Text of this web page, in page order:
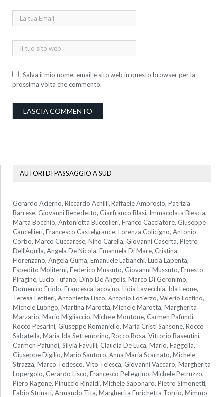
Salva il mio nome, email e sito web in questo browser per la
prossima volta che commento.
AUTORI DI PASSAGGIO A SUD
Gerardo Acierno, Riccardo Achilli, Raffaele Ambrosio, Patrizia
Barrese, Giovanni Benedetto, Gianfranco Blasi, Immacolata Blescia,
Marta Bocchio, Antonietta Buccolieri, Franco Cacciatore, Giuseppe
Cancellieri, Francesco Castelgrande, Lorenza Colicigno, Antonio
Corbo, Marco Cuccarese, Nino Carella, Giovanni Caserta, Pietro
Dell’Aquila, Angela De Nicola, Emanuela Di Mare, Cristina
Florenzano, Angela Guma, Emanuele Labanchi, Lucia Lapenta,
Espedito Moliterni, Federico Mussuto, Giovanni Mussuto, Ernesto
Piragine, Lucio Tufano, Dino De Angelis, Marco Di Geronimo,
Domenico Friolo, Francesca Iacovino, Lidia Lavecchia, Ida Leone,
Teresa Lettieri, Antonietta Lisco, Antonio Lotierzo, Valerio Lottino,
Michele Luongo, Martina Marotta, Michele Marotta, Margherita
Marzario, Mario Migliaccio, Michele Montone, Carmen Pafundi,
Rocco Pesarini, Giuseppe Romaniello, Maria Cristi Sansone, Rocco
Sabatella, Maria Ida Settembrino, Rocco Rosa, Vittorio Basentini,
Carmen Pafundi, Silvia Favulli, Claudia De Luca, Mario, Faggella,
Giuseppe Digilio, Mario Santoro, Anna Maria Scarnato, Michele
Strazza, Marco Tedesco, Vito Telesca, Giovanni Vaccaro, Margherita
Lopergolo, Gerardo Lisco, Francesco Pellegrino, Michele Petruzzo,
Piero Ragone, Pinuccio Rinaldi, Michele Saponaro, Pietro Simonetti,
Fabio Strinati, Armando Tita, Margherita Enrichetta Torrio, Mimmo